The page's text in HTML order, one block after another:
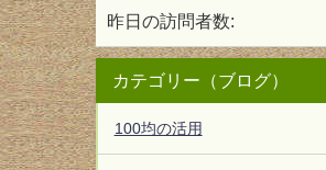
昨日の訪問者数:
カテゴリー（ブログ）
100均の活用